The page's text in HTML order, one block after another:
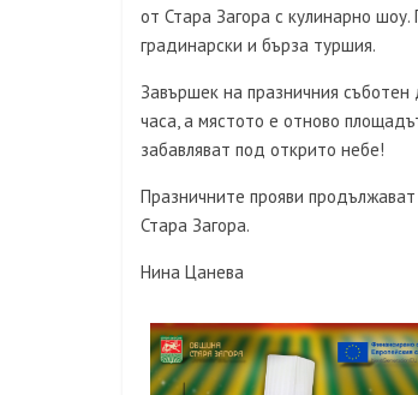
от Стара Загора с кулинарно
градинарски и бърза туршия.
Завършек на празничния
часа, а мястото е отново
забавляват под открито небе!
Празничните прояви
Стара Загора.
Нина Цанева